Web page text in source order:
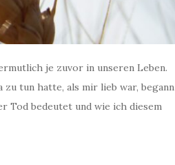
je zuvor in unseren Leben.
tun hatte, als mir lieb war, begann
Tod bedeutet und wie ich diesem